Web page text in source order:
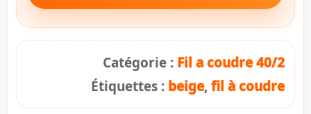
Catégorie : Fil a coudre 40/2
Étiquettes : beige, fil à coudre